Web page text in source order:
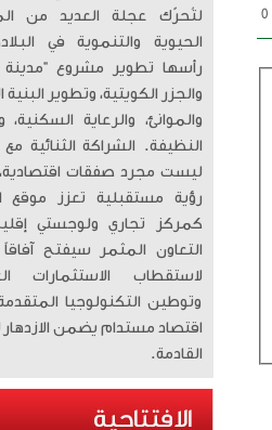
لتُحرّك عجلة العديد من
الحيوية والتنموية في
رأسها تطوير مشروع “مدينة
والجزر الكويتية، وتطوير البنية
والموانئ، والرعاية السكنية،
النظيفة. الشراكة الثنائية
ليست مجرد صفقات
رؤية مستقبلية تعزز موقع
كمركز تجاري ولوجستي
التعاون المثمر سيفتح
لاستقطاب الاستثمارات
وتوطين التكنولوجيا
اقتصاد مستدام يضمن الازدهار
القادمة.